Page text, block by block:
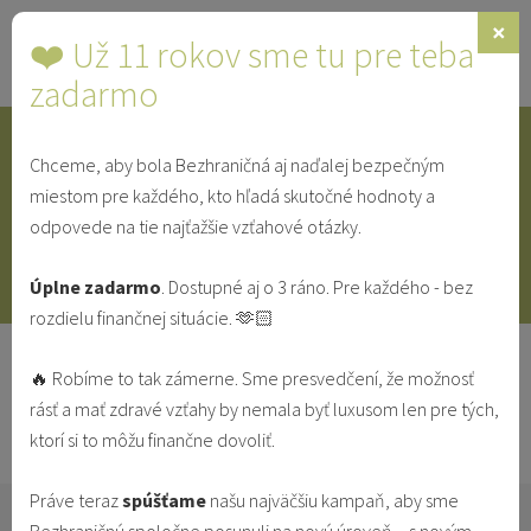
Toggle
IDENTITA SINGLE SVEDECTVÁ
Poď na PÚŤ MLADÝCH na horu
Butkov
12.6.2022 Butkov - Ladce
V rámci vrcholiacej duchovnej prípravy na Národné
❤️ Už 11 rokov sme tu pre teba
zadarmo
×
Chceme, aby bola Bezhraničná aj naďalej bezpečným
miestom pre každého, kto hľadá skutočné hodnoty a
odpovede na tie najťažšie vzťahové otázky.
Úplne zadarmo. Dostupné aj o 3 ráno. Pre každého - bez
rozdielu finančnej situácie. 🫶🏻
🔥 Robíme to tak zámerne. Sme presvedčení, že možnosť
rásť a mať zdravé vzťahy by nemala byť luxusom len pre tých,
ktorí si to môžu finančne dovoliť.
Práve terazspúšťame našu najväčšiu kampaň, aby sme